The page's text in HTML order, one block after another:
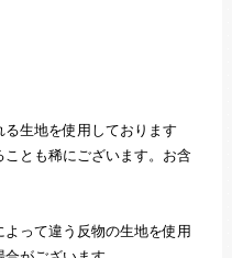
る生地を使用しております
とも稀にございます。お含
って違う反物の生地を使用